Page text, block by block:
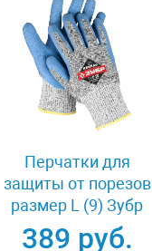
Перчатки для
защиты от порезов
размер L (9) Зубр
11277-L
389 руб.